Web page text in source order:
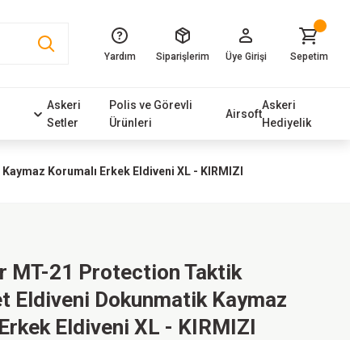
Yardım Siparişlerim Üye Girişi Sepetim
Askeri
Setler
Polis ve Görevli
Ürünleri
Airsoft
Askeri
Hediyelik
Korumalı Erkek Eldiveni XL - KIRMIZI
MT-21 Protection Taktik
Eldiveni Dokunmatik Kaymaz
Eldiveni XL - KIRMIZI